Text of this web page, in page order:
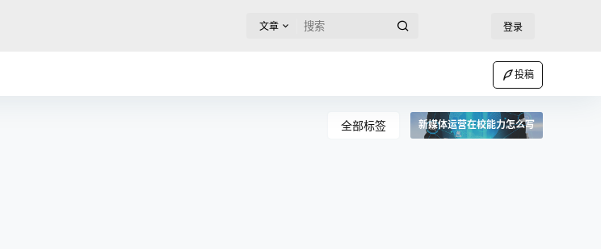
文章 登录
投稿
全部标签 新媒体运营在校能力怎么写